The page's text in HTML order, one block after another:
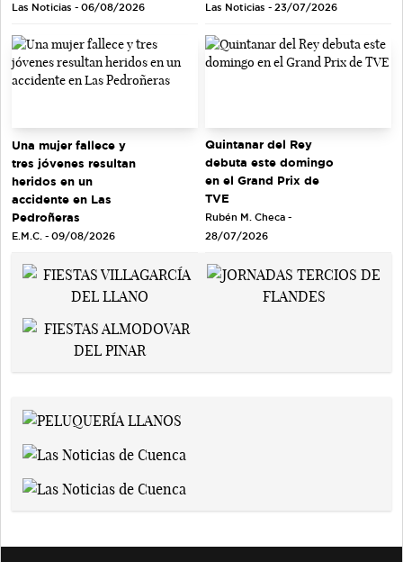
Las Noticias - 06/08/2026 Las Noticias - 23/07/2026
Una mujer fallece y
tres jóvenes resultan
heridos en un
accidente en Las
Pedroñeras
E.M.C. - 09/08/2026
Quintanar del Rey
debuta este domingo
en el Grand Prix de
TVE
Rubén M. Checa -
28/07/2026